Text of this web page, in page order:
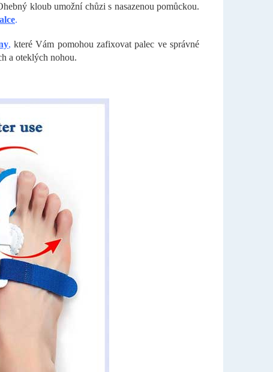
kloub umožní chůzi s nasazenou pomůckou.
.
, které Vám pomohou zafixovat palec ve správné
a oteklých nohou.